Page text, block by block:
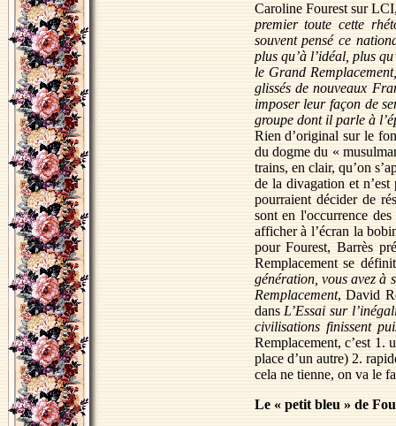
Caroline Fourest sur
premier toute cette
souvent pensé ce
plus qu’à l’idéal, plus
le Grand
glissés de nouveaux
imposer leur façon de
groupe dont il parle à
Rien d’original sur le
du dogme du «
trains, en clair, qu’on
de la divagation et
pourraient décider de
sont en l'occurrence
afficher à l’écran la
pour Fourest, Barrès
Remplacement se
génération, vous avez à
Remplacement, David
dans L’Essai sur
civilisations finissent
Remplacement, c’est 1.
place d’un autre) 2.
cela ne tienne, on va le
Le « petit bleu » de